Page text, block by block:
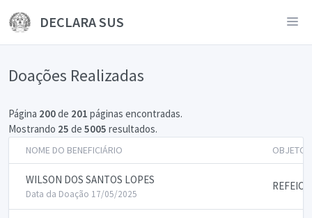
DECLARA SUS
Doações Realizadas
Página 200de 201 páginas encontradas.
Mostrando 25 de 5005 resultados.
NOME DO BENEFICIÁRIO OBJETO
WILSON DOS SANTOS LOPES
Data da Doação 17/05/2025